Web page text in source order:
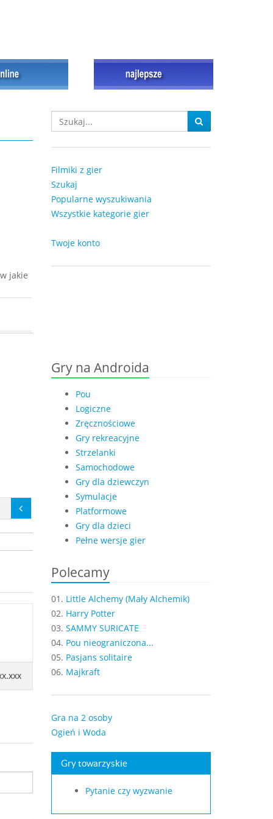
jakie
Filmiki z gier
Szukaj
Popularne wyszukiwania
Wszystkie kategorie gier
Twoje konto
Gry na Androida
Pou
Logiczne
Zręcznościowe
Gry rekreacyjne
Strzelanki
Samochodowe
Gry dla dziewczyn
Symulacje
Platformowe
Gry dla dzieci
Pełne wersje gier
Polecamy
01. Little Alchemy (Mały Alchemik)
02. Harry Potter
03. SAMMY SURICATE
04. Pou nieograniczona...
05. Pasjans solitaire
06. Majkraft
Gra na 2 osoby
Ogień i Woda
Gry towarzyskie
Pytanie czy wyzwanie